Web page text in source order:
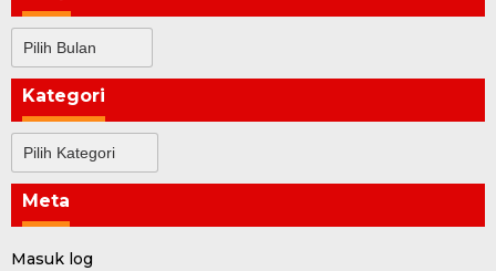
Kategori
Meta
Masuk log